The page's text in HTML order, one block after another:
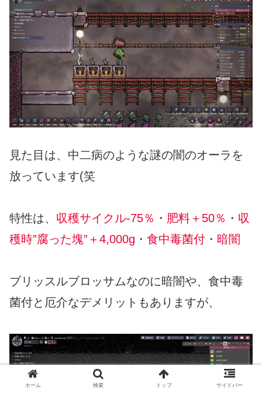
見た目は、中二病のような謎の闇のオーラを
放っています(笑
特性は、 収穫サイクル-75％ ・ 肥料＋50％ ・ 収
穫時”腐った塊”＋4,000g ・ 食中毒菌付 ・ 暗闇
ブリッスルブロッサムなのに暗闇や、食中毒
菌付と厄介なデメリットもありますが、
ホーム 検索 トップ サイドバー